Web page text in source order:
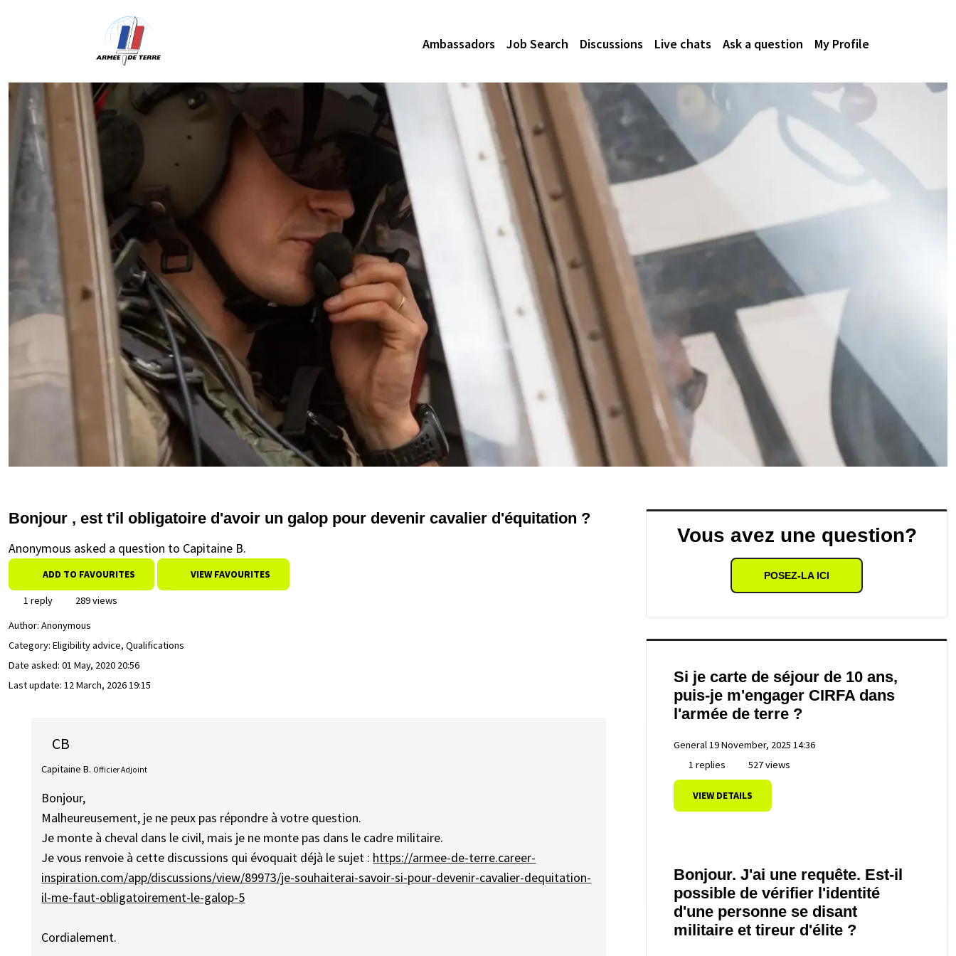
Ambassadors Job Search Discussions Live chats Ask a question My Profile
Bonjour , est t'il obligatoire d'avoir un galop pour devenir cavalier d'équitation ?
Anonymous asked a question to Capitaine B.
ADD TO FAVOURITES VIEW FAVOURITES
1 reply
289 views
Author: Anonymous
Category: Eligibility advice, Qualifications
Date asked: 01 May, 2020 20:56
Last update: 12 March, 2026 19:15
CB
Capitaine B. Officier Adjoint
Bonjour,
Malheureusement, je ne peux pas répondre à votre question.
Je monte à cheval dans le civil, mais je ne monte pas dans le cadre militaire.
Je vous renvoie à cette discussions qui évoquait déjà le sujet : https://armee-de-terre.career-
inspiration.com/app/discussions/view/89973/je-souhaiterai-savoir-si-pour-devenir-cavalier-dequitation-
il-me-faut-obligatoirement-le-galop-5
Cordialement.
Vous avez une question?
POSEZ-LA ICI
Si je carte de séjour de 10 ans,
puis-je m'engager CIRFA dans
l'armée de terre ?
General19 November, 2025 14:36
1 replies
527 views
VIEW DETAILS
Bonjour. J'ai une requête. Est-il
possible de vérifier l'identité
d'une personne se disant
militaire et tireur d'élite ?